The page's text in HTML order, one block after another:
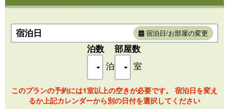
トリエ）です。
おしゃれなシャワーブース付き（バスタブはございません）
宿泊日 宿泊日/お部屋の変更
泊数
泊
部屋数
室
このプランの予約には1室以上の空きが必要です。 宿泊日を変え
るか上記カレンダーから別の日付を選択してください